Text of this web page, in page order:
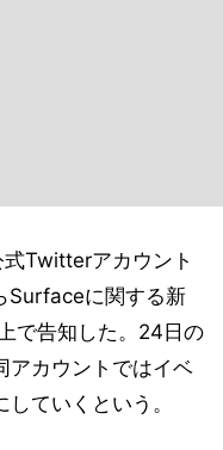
Twitterアカウント
Surfaceに関する新
で告知した。24日の
アカウントではイベ
ていくという。